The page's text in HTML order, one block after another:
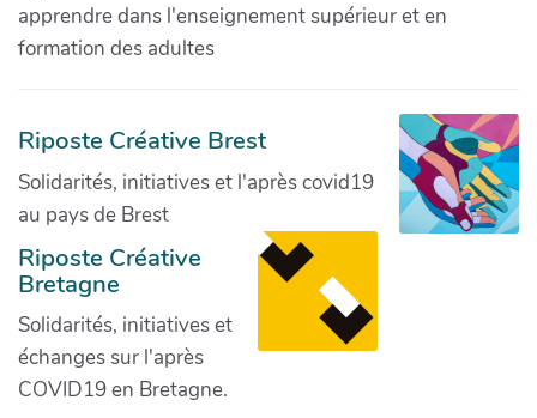
apprendre dans l'enseignement supérieur et en
formation des adultes
Riposte Créative Brest
Solidarités, initiatives et l'après covid19
au pays de Brest
Riposte Créative
Bretagne
Solidarités, initiatives et
échanges sur l'après
COVID19 en Bretagne.